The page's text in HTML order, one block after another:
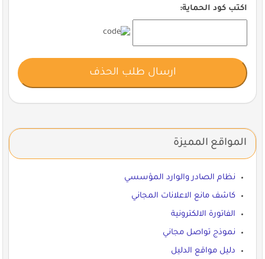
اكتب كود الحماية:
المواقع المميزة
نظام الصادر والوارد المؤسسي
كاشف مانع الاعلانات المجاني
الفاتورة الالكترونية
نموذج تواصل مجاني
دليل مواقع الدليل